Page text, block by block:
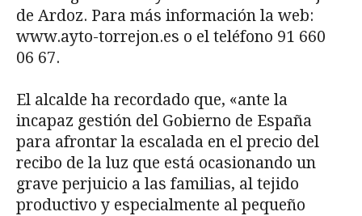
de Ardoz. Para más información la web:
www.ayto-torrejon.es o el teléfono 91 660
06 67.
El alcalde ha recordado que, «ante la
incapaz gestión del Gobierno de España
para afrontar la escalada en el precio del
recibo de la luz que está ocasionando un
grave perjuicio a las familias, al tejido
productivo y especialmente al pequeño